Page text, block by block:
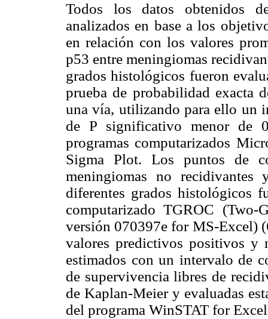
Todos los datos obtenidos
analizados en base a los
en relación con los valores
p53 entre meningiomas
grados histológicos fueron
prueba de probabilidad exacta
una vía, utilizando para ello un
de P significativo menor de
programas computarizados
Sigma Plot. Los puntos de
meningiomas no recidivantes
diferentes grados histológicos
computarizado TGROC (Two-
versión 070397e for MS-Excel)
valores predictivos positivos y
estimados con un intervalo de
de supervivencia libres de
de Kaplan-Meier y evaluadas
del programa WinSTAT for